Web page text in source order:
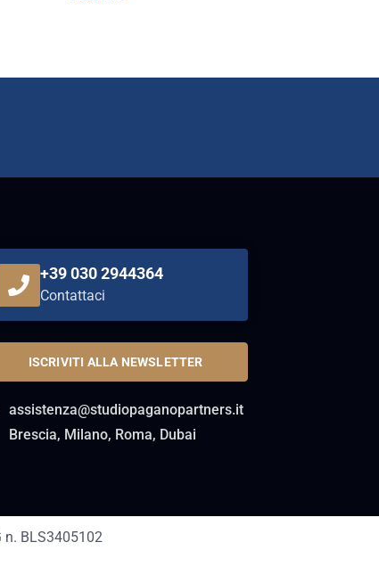
+39 030 2944364
Contattaci
ISCRIVITI ALLA NEWSLETTER
assistenza@studiopaganopartners.it
Brescia, Milano, Roma, Dubai
BLS3405102